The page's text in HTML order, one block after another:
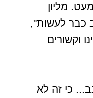
מליון
כבר לעשות",
וקשורים
כי זה לא